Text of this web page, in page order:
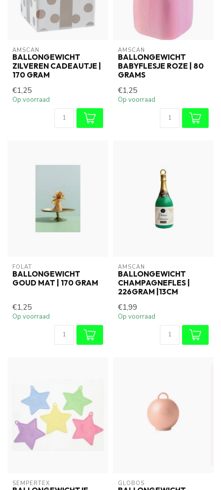
AMSCAN
BALLONGEWICHT
ZILVEREN CADEAUTJE |
170 GRAM
€1,25
Op voorraad
AMSCAN
BALLONGEWICHT
BABYFLESJE ROZE | 80
GRAMS
€1,25
Op voorraad
FOLAT
BALLONGEWICHT
GOUD MAT | 170 GRAM
€1,25
Op voorraad
AMSCAN
BALLONGEWICHT
CHAMPAGNEFLES |
226GRAM |13CM
€1,99
Op voorraad
SEMPERTEX GLOBOS